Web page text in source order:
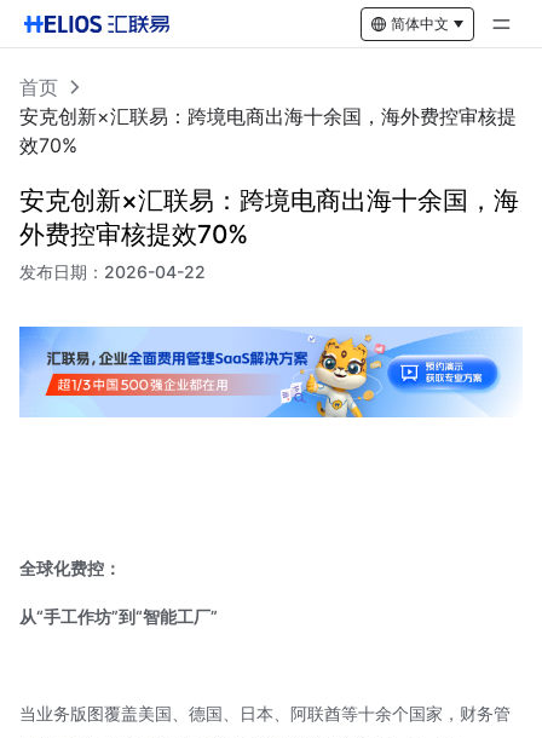
简体中文
首页
安克创新×汇联易：跨境电商出海十余国，海外费控审核提
效70%
安克创新×汇联易：跨境电商出海十余国，海
外费控审核提效70%
发布日期： 2026-04-22
全球化费控：
从“手工作坊”到“智能工厂”
当业务版图覆盖美国、德国、日本、阿联酋等十余个国家，财务管